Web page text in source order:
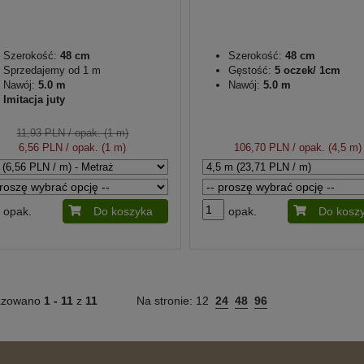
Szerokość: 48 cm
Sprzedajemy od 1 m
Nawój: 5.0 m
Imitacja juty
11,93 PLN/ opak. (1 m)
6,56 PLN / opak. (1 m)
opak. Do koszyka
Szerokość: 48 cm
Gęstość: 5 oczek/ 1cm
Nawój: 5.0 m
106,70 PLN / opak. (4,5 m)
opak. Do
1 - 11 z 11 Na stronie: 12 24 48 96